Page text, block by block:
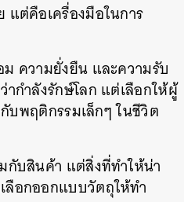
แต่คือเครื่องมือในการ
ความยั่งยืน และความรับ
กำลังรักษ์โลก แต่เลือกให้ผู้
บพฤติกรรมเล็กๆ ในชีวิต
กับสินค้า แต่สิ่งที่ทำให้น่า
ลือกออกแบบวัตถุให้ทำ